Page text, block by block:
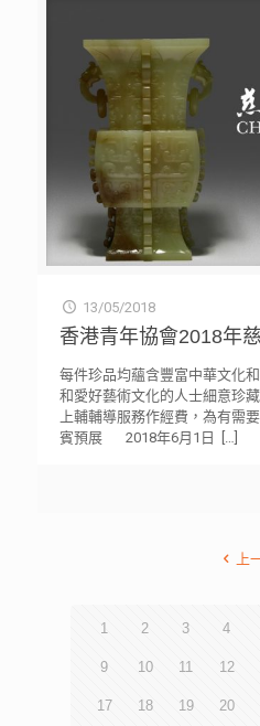
13/05/2018
香港青年協會2018年
每件珍品均蘊含豐富中華文化
和愛好藝術文化的人士細意珍
上輔輔導服務作經費，為有需
賓預展 2018年6月1日
[…]
上
1 2 3 4
9 10 11 12
17 18 19 20